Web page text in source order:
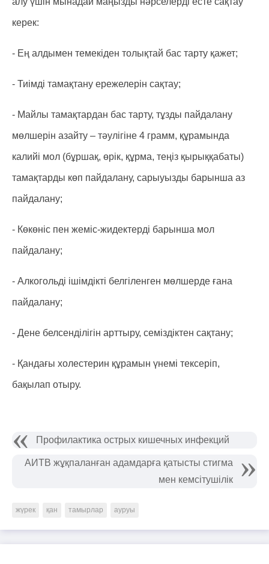
керек:
- Ең алдымен темекіден толықтай бас тарту қажет;
- Тиімді тамақтану ережелерін сақтау;
- Майлы тамақтардан бас тарту, тұзды пайдалану
мөлшерін азайту – тәулігіне 4 грамм, құрамында
калийі мол (бұршақ, өрік, құрма, теңіз қырыққабаты)
тамақтарды көп пайдалану, сарыуызды барынша аз
пайдалану;
- Көкөніс пен жеміс-жидектерді барынша мол
пайдалану;
- Алкогольді ішімдікті белгіленген мөлшерде ғана
пайдалану;
- Дене белсенділігін арттыру, семіздіктен сақтану;
- Қандағы холестерин құрамын үнемі тексеріп,
бақылап отыру.
Профилактика острых кишечных инфекций
АИТВ жұқпаланған адамдарға қатысты стигма
мен кемсітушілік
жүрек қан тамырлар ауруы